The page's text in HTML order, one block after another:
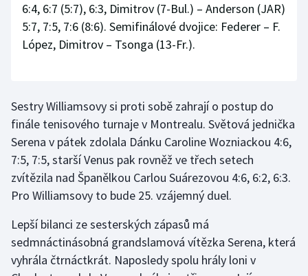
Parasport
Plavání
Ragby
Rychlobruslení
Rychlostní kanoistika
Short track
Sportovní střelba
6:4, 6:7 (5:7), 6:3, Dimitrov (7-Bul.) – Anderson (JAR)
5:7, 7:5, 7:6 (8:6). Semifinálové dvojice: Federer – F.
López, Dimitrov – Tsonga (13-Fr.).
Sestry Williamsovy si proti sobě zahrají o postup do
finále tenisového turnaje v Montrealu. Světová jednička
Serena v pátek zdolala Dánku Caroline Wozniackou 4:6,
7:5, 7:5, starší Venus pak rovněž ve třech setech
zvítězila nad Španělkou Carlou Suárezovou 4:6, 6:2, 6:3.
Pro Williamsovy to bude 25. vzájemný duel.
Lepší bilanci ze sesterských zápasů má
sedmnáctinásobná grandslamová vítězka Serena, která
vyhrála čtrnáctkrát. Naposledy spolu hrály loni v